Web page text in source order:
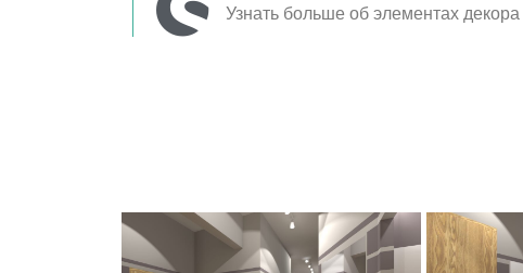
Узнать больше об элементах декора